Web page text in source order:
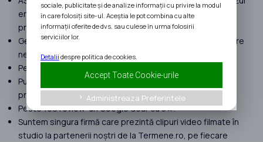
erorilor umane suferite în procesul de implementare a
proiectelor.
Gestionăm proiecte cu peste 120 milioane EURO finanțare
nerambursabilă atrasă în 2025.
Peste 400 de clienți în anul 2025.
Punem focus doar pe proiecte complexe. Nu preluăm
proiecte Start Up Nation.
Peste 190 review-uri Google doar cu 5★.
Suntem singura firmă care prezintă clipuri video filmate în
studio la partenerii noștri de la Termene.ro, pe fiecare
sociale, publicitate și de analize informații cu privire la modul
în care folosiți site-ul. Aceștia le pot combina cu alte
informații oferite de dvs. sau culese în urma folosirii
serviciilor lor.
Detalii despre politica de cookies.
Accept Toate Cookie-urile
keyboard_arrow_right Administreaza Preferintele